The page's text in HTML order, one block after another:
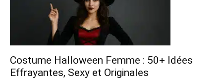
Costume Halloween Femme : 50+ Idées
Effrayantes, Sexy et Originales